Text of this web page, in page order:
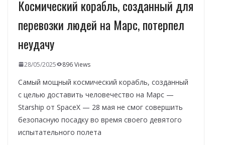
Космический корабль, созданный для
перевозки людей на Марс, потерпел
неудачу
28/05/2025 896 Views
Самый мощный космический корабль, созданный
с целью доставить человечество на Марс —
Starship от SpaceX — 28 мая не смог совершить
безопасную посадку во время своего девятого
испытательного полета